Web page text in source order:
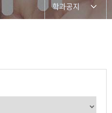
학과공지
동아리